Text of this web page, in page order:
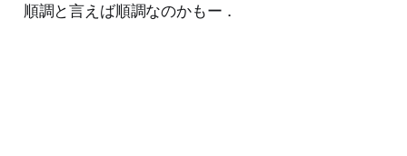
順調と言えば順調なのかもー．